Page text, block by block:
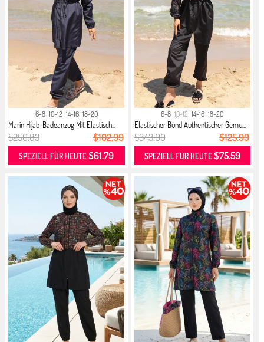
6-8 10-12 14-16 18-20
Marin Hijab-Badeanzug Mit Elastisch...
$256.83 $102.99
SPEZIELL FÜR HEUTE$61.79
6-8 10-12 14-16 18-20
Elastischer Bund Authentischer Gemu...
$343.00 $125.99
SPEZIELL FÜR HEUTE$75.59